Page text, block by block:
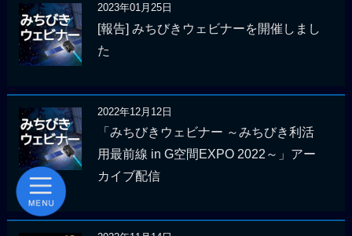
2023年01月25日
[報告] みちびきウェビナーを開催しまし
た
2022年12月12日
「みちびきウェビナー ～みちびき利活
用最前線 in G空間EXPO 2022～」アー
カイブ配信